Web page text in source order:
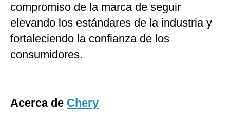
compromiso de la marca de seguir
elevando los estándares de la industria y
fortaleciendo la confianza de los
consumidores.
Acerca de Chery